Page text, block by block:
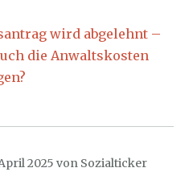
wird abgelehnt –
die Anwaltskosten
2025 von Sozialticker